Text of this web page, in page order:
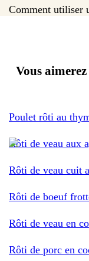
Comment utiliser
Vous aimerez
Poulet rôti au
Rôti de veau aux
Rôti de veau cuit
Rôti de boeuf
Rôti de veau en
Rôti de porc en